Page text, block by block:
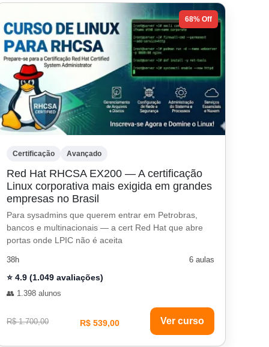
68% Off
Certificação Avançado
Red Hat RHCSA EX200 — A certificação
Linux corporativa mais exigida em grandes
empresas no Brasil
Para sysadmins que querem entrar em Petrobras,
bancos e multinacionais — a cert Red Hat que abre
portas onde LPIC não é aceita
38h 6 aulas
⭐ 4.9 (1.049 avaliações)
👥 1.398 alunos
R$ 1.700,00 R$ 539,00 Ver curso